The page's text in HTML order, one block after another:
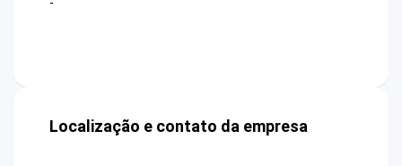
Localização e contato da empresa